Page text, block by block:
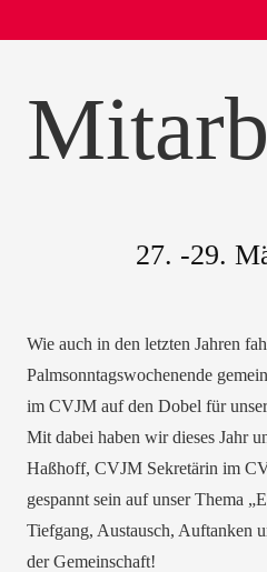
27. -29.
Wie auch in den letzten Jahren
Palmsonntagswochenende
im CVJM auf den Dobel für
Mit dabei haben wir dieses Jahr
Haßhoff, CVJM Sekretärin im
gespannt sein auf unser Thema
Tiefgang, Austausch, Auftanken
der Gemeinschaft!